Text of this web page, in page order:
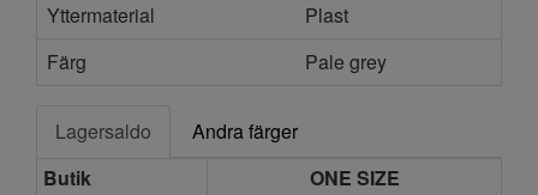
Yttermaterial
Plast
Färg
Pale grey
Lagersaldo
Andra färger
Butik
ONE SIZE